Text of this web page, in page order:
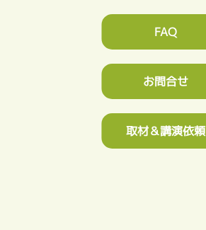
FAQ
お問合せ
取材＆講演依頼